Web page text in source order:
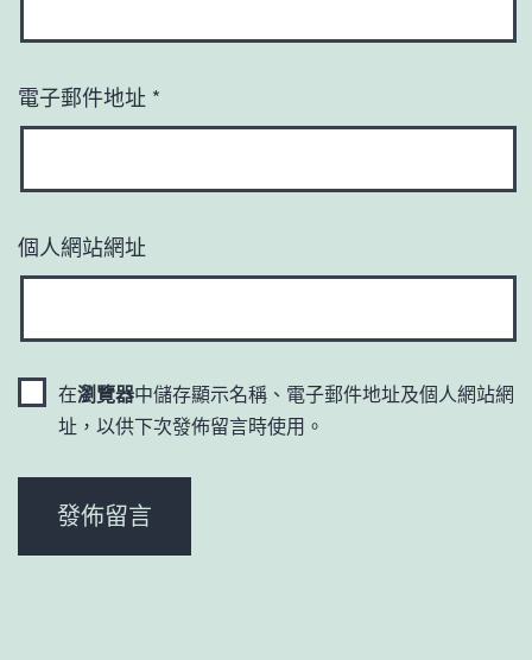
電子郵件地址 *
個人網站網址
在瀏覽器中儲存顯示名稱、電子郵件地址及個人網站網
址，以供下次發佈留言時使用。